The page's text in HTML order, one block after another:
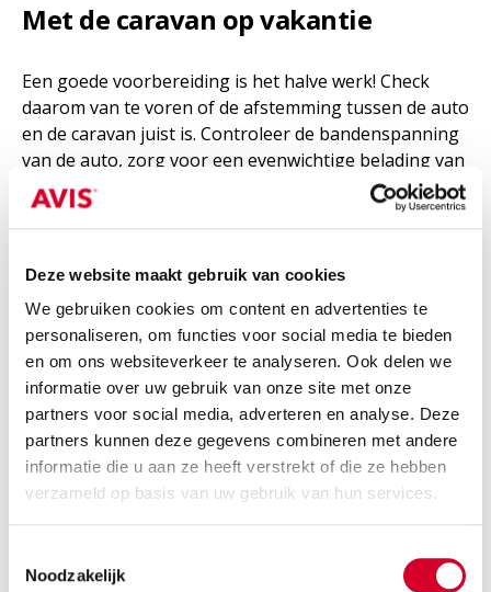
Deze website maakt gebruik van cookies
We gebruiken cookies om content en advertenties te
personaliseren, om functies voor social media te bieden
en om ons websiteverkeer te analyseren. Ook delen we
informatie over uw gebruik van onze site met onze
partners voor social media, adverteren en analyse. Deze
partners kunnen deze gegevens combineren met andere
informatie die u aan ze heeft verstrekt of die ze hebben
verzameld op basis van uw gebruik van hun services.
Noodzakelijk
Met de caravan op vakantie
Een goede voorbereiding is het halve werk! Check
daarom van te voren of de afstemming tussen de auto
en de caravan juist is. Controleer de bandenspanning
van de auto, zorg voor een evenwichtige belading van
zowel de auto als de caravan (leg zware dingen in de
auto) en ga na of de kogeldruk niet te licht maar ook
rijden de maximale toegestane snelheid van 90
kilometer aan te houden. Rijd je sneller, dan kan de
caravan al snel gaan slingeren.
Auto huren met trekhaak
Heeft jouw auto geen trekhaak? Eenauto huren voor
vakantiedoe je gemakkelijk en snel bij één van de Avis
landelijk dekkend netwerk zodat er altijd een vestiging
dichtbij te vinden is. Deze extra service bieden wij op